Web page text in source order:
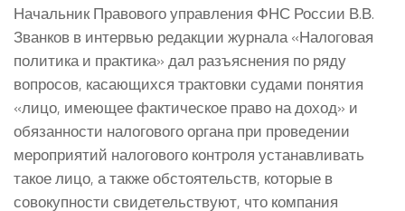
Начальник Правового управления ФНС России В.В.
Званков в интервью редакции журнала «Налоговая
политика и практика» дал разъяснения по ряду
вопросов, касающихся трактовки судами понятия
«лицо, имеющее фактическое право на доход» и
обязанности налогового органа при проведении
мероприятий налогового контроля устанавливать
такое лицо, а также обстоятельств, которые в
совокупности свидетельствуют, что компания